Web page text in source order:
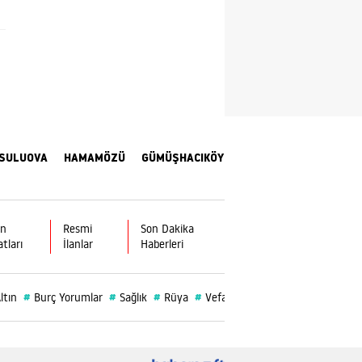
Karaman
Batman
Bartın
HAMAMÖZÜ GÜMÜŞHACIKÖY
Resmi
İlanlar
Son Dakika
Haberleri
# Burç Yorumlar # Sağlık # Rüya # Vefat